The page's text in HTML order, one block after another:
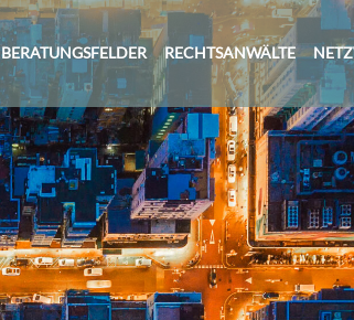
BERATUNGSFELDER RECHTSANWÄLTE